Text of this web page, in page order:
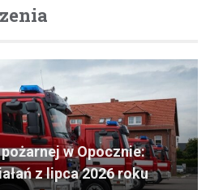
w Opocznie:
z lipca 2026 roku